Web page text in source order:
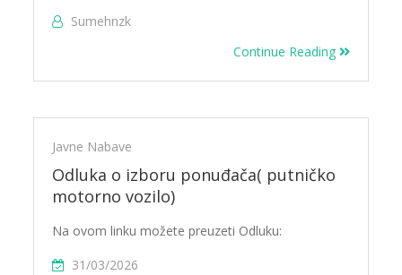
Sumehnzk
Continue Reading
Javne Nabave
Odluka o izboru ponuđača( putničko
motorno vozilo)
Na ovom linku možete preuzeti Odluku:
31/03/2026